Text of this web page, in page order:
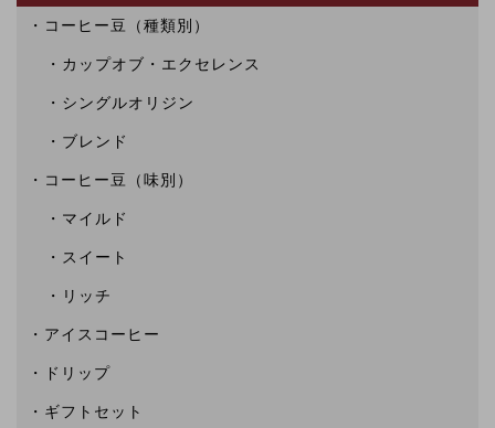
コーヒー豆（種類別）
カップオブ・エクセレンス
シングルオリジン
ブレンド
コーヒー豆（味別）
マイルド
スイート
リッチ
アイスコーヒー
ドリップ
ギフトセット